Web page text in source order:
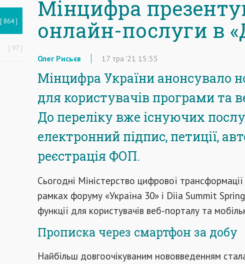
864
97
Мінцифра
онлайн-послуги в
Олег Рисьєв 17 тра '21 15:55
Мінцифра України анонсувало
для користувачів програми та
До переліку вже існуючих
електронний підпис, петиції,
реєстрація ФОП.
Сьогодні Міністерство цифрової
рамках форуму «Україна 30» і Diia Summit
функції для користувачів веб-порталу та
Прописка через смартфон за добу
Найбільш довгоочікуваним нововведенням